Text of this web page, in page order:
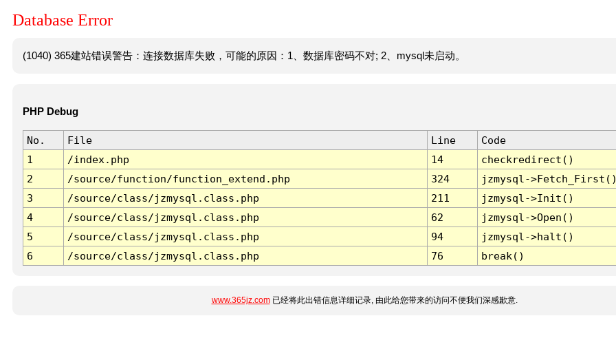
Database Error
(1040) 365建站错误警告：连接数据库失败，可能的原因：1、数据库密码不对; 2、mysql未启动。
PHP Debug
No. File Line
Code
1
/index.php 14
checkredirect()
2
/source/function/function_extend.php 324
jzmysql-
3
/source/class/jzmysql.class.php 211
jzmysql->Init()
4
/source/class/jzmysql.class.php 62
jzmysql->Open()
5
/source/class/jzmysql.class.php 94
jzmysql->halt()
6
/source/class/jzmysql.class.php 76 break()
www.365jz.com已经将此出错信息详细记录, 由此给您带来的访问不便我们深感歉意.